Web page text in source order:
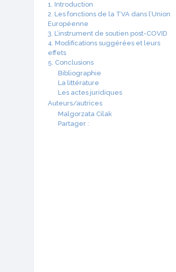
1. Introduction
2. Les fonctions de la TVA dans l’Union
Européenne
3. L’instrument de soutien post-COVID
4. Modifications suggérées et leurs
effets
5. Conclusions
Bibliographie
La littérature
Les actes juridiques
Auteurs/autrices
Malgorzata Cilak
Partager :